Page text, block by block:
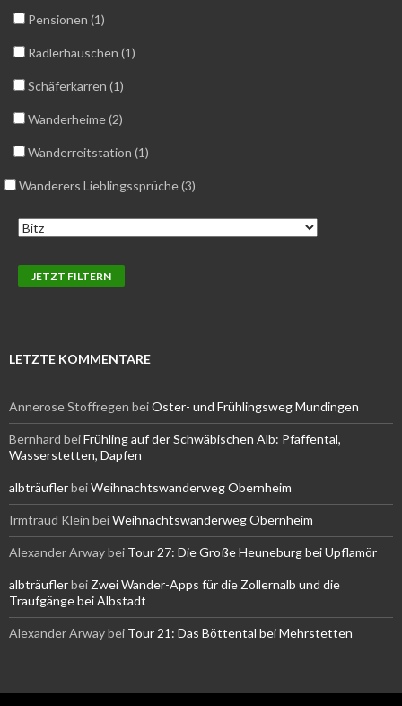
Pensionen (1)
Radlerhäuschen (1)
Schäferkarren (1)
Wanderheime (2)
Wanderreitstation (1)
Wanderers Lieblingssprüche (3)
LETZTE KOMMENTARE
Annerose Stoffregen beiOster- und Frühlingsweg Mundingen
Bernhard beiFrühling auf der Schwäbischen Alb: Pfaffental,
Wasserstetten, Dapfen
albträuflerbeiWeihnachtswanderweg Obernheim
Irmtraud Klein beiWeihnachtswanderweg Obernheim
Alexander Arwaybei Tour 27: Die Große Heuneburg bei Upflamör
albträuflerbeiZwei Wander-Apps für die Zollernalb und die
Traufgänge bei Albstadt
Alexander Arwaybei Tour 21: Das Böttental bei Mehrstetten